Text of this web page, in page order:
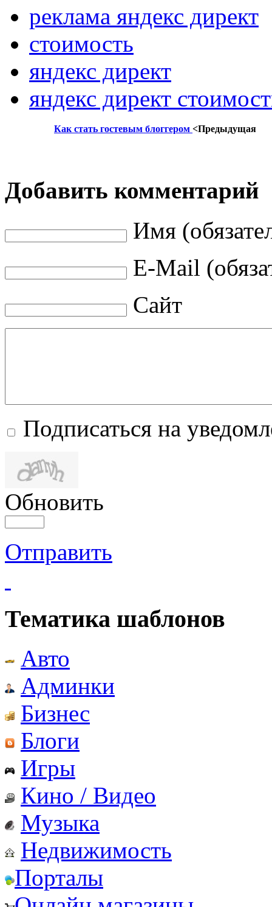
реклама яндекс директ
стоимость
яндекс директ
яндекс директ
Как стать гостевым блоггером <Предыдущая
Добавить комментарий
Имя
E-Mail
Сайт
Подписаться на
Обновить
Отправить
Тематика шаблонов
Авто
Админки
Бизнес
Блоги
Игры
Кино / Видео
Музыка
Недвижимость
Порталы